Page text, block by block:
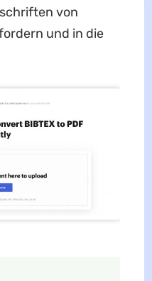
von
und in die